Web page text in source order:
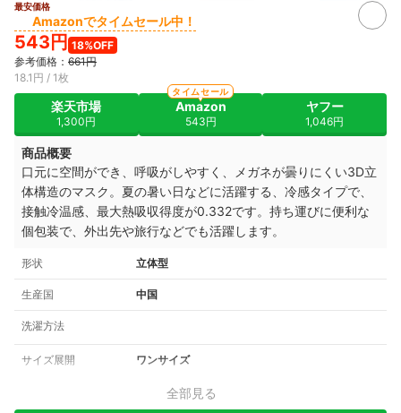
最安価格
Amazonでタイムセール中！
543円 18%OFF
参考価格： 661円
18.1円 / 1枚
楽天市場
1,300円
Amazon
543円
タイムセール
ヤフー
1,046円
商品概要
口元に空間ができ、呼吸がしやすく、メガネが曇りにくい3D立
体構造のマスク。夏の暑い日などに活躍する、冷感タイプで、
接触冷温感、最大熱吸収得度が0.332です。持ち運びに便利な
個包装で、外出先や旅行などでも活躍します。
形状 立体型
生産国 中国
洗濯方法
サイズ展開 ワンサイズ
全部見る